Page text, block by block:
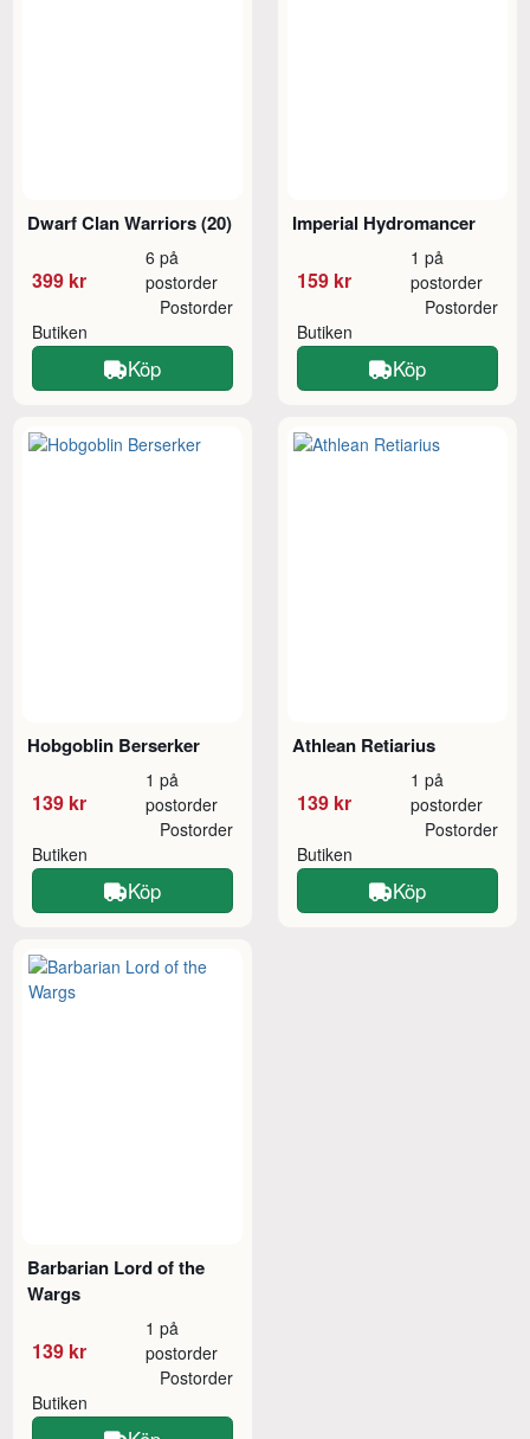
Dwarf Clan Warriors (20)
399 kr
6 på
postorder
Butiken
Postorder
Köp
Imperial Hydromancer
159 kr
1 på
postorder
Butiken
Postorder
Köp
Hobgoblin Berserker
139 kr
1 på
postorder
Butiken
Postorder
Köp
Athlean Retiarius
139 kr
1 på
postorder
Butiken
Postorder
Köp
Barbarian Lord of the
Wargs
139 kr
1 på
postorder
Butiken
Postorder